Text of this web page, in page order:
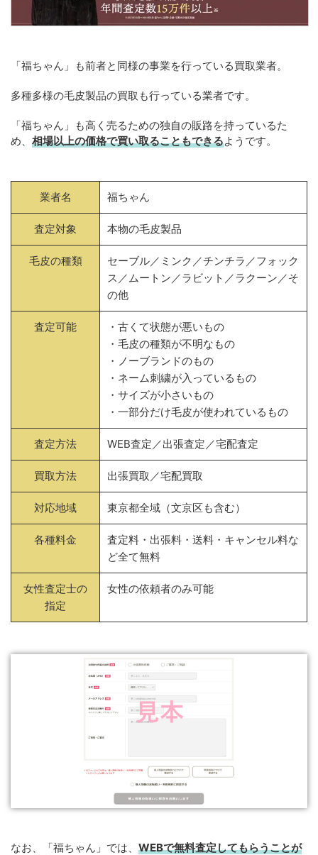
「福ちゃん」も前者と同様の事業を行っている買取業者。
多種多様の毛皮製品の買取も行っている業者です。
「福ちゃん」も高く売るための独自の販路を持っているた
め、 相場以上の価格で買い取ることもできるようです。
業者名 福ちゃん
査定対象 本物の毛皮製品
毛皮の種類
セーブル／ミンク／チンチラ／フォック
ス／ムートン／ラビット／ラクーン／そ
の他
査定可能
・古くて状態が悪いもの
・毛皮の種類が不明なもの
・ノーブランドのもの
・ネーム刺繍が入っているもの
・サイズが小さいもの
・一部分だけ毛皮が使われているもの
査定方法 WEB査定／出張査定／宅配査定
買取方法 出張買取／宅配買取
対応地域 東京都全域（文京区も含む）
各種料金
査定料・出張料・送料・キャンセル料な
ど全て無料
女性査定士の
指定
女性の依頼者のみ可能
なお、「福ちゃん」では、 WEBで無料査定してもらうことが